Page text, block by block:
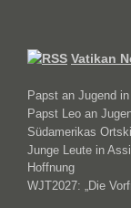
Vatikan
Papst an Jugend
Papst Leo an
Südamerikas
Junge Leute in
Hoffnung
WJT2027: „Die